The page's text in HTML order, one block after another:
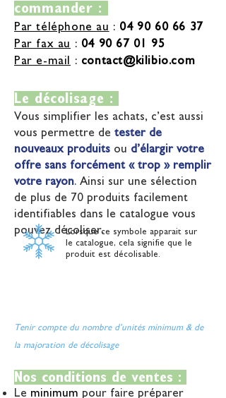
commander :
Par téléphone au : 04 90 60 66 37
Par fax au : 04 90 67 01 95
Par e-mail
: contact@kilibio.com
Le décolisage :
Vous simplifier les achats, c’est aussi
vous permettre de tester de
nouveaux produits ou d’élargir votre
offre sans forcément « trop » remplir
votre rayon. Ainsi sur une sélection
de plus de 70 produits facilement
identifiables dans le catalogue vous
pouvez décoliser.
Tenir compte du nombre d’unités minimum & de
la majoration de décolisage
Nos conditions de ventes :
Le minimum pour faire préparer
Lorsque ce symbole apparait sur
le catalogue, cela signifie que le
produit est décolisable.